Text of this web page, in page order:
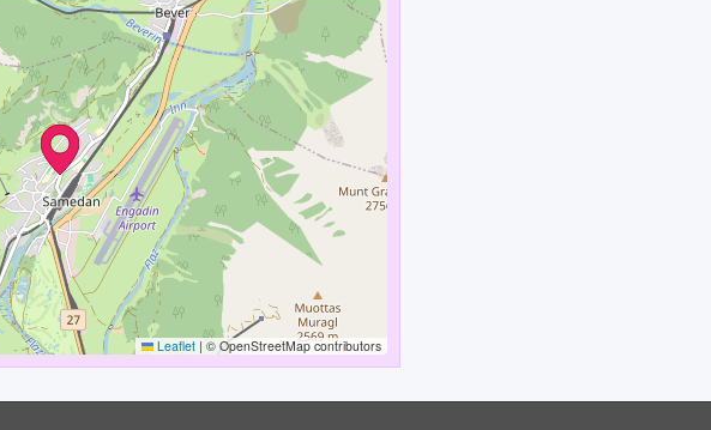
Leaflet | © OpenStreetMap contributors